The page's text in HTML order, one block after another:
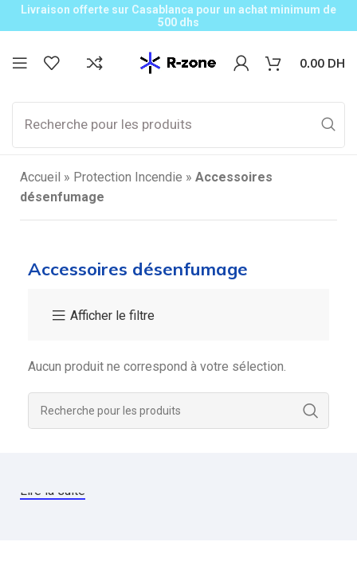
Livraison offerte sur Casablanca pour un achat minimum de
500 dhs
0.00 DH
Accueil » Protection Incendie » Accessoires
désenfumage
Accessoires désenfumage
Afficher le filtre
Aucun produit ne correspond à votre sélection.
Lire la suite